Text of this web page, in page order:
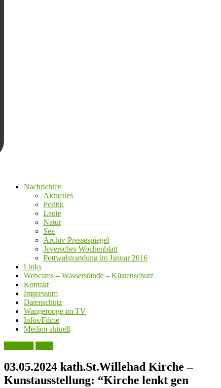
Nachrichten
Aktuelles
Politik
Leute
Natur
See
Archiv-Pressespiegel
Jeversches Wochenblatt
Pottwalstrandung im Januar 2016
Links
Webcams – Wasserstände – Küstenschutz
Kontakt
Impressum
Datenschutz
Wangerooge im TV
Infos/Filme
Medien aktuell
03.05.2024 kath.St.Willehad Kirche –
Kunstausstellung: “Kirche lenkt gen